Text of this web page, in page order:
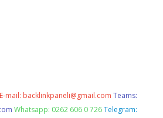
E-mail: backlinkpaneli@gmail.com Teams:
Whatsapp: 0262 606 0 726 Telegram: